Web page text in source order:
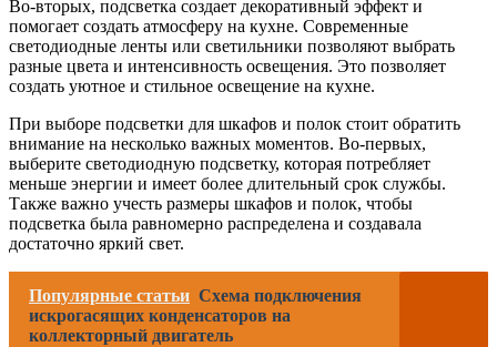
Во-вторых, подсветка создает декоративный эффект и
помогает создать атмосферу на кухне. Современные
светодиодные ленты или светильники позволяют выбрать
разные цвета и интенсивность освещения. Это позволяет
создать уютное и стильное освещение на кухне.
При выборе подсветки для шкафов и полок стоит обратить
внимание на несколько важных моментов. Во-первых,
выберите светодиодную подсветку, которая потребляет
меньше энергии и имеет более длительный срок службы.
Также важно учесть размеры шкафов и полок, чтобы
подсветка была равномерно распределена и создавала
достаточно яркий свет.
Популярные статьи Схема подключения
искрогасящих конденсаторов на
коллекторный двигатель